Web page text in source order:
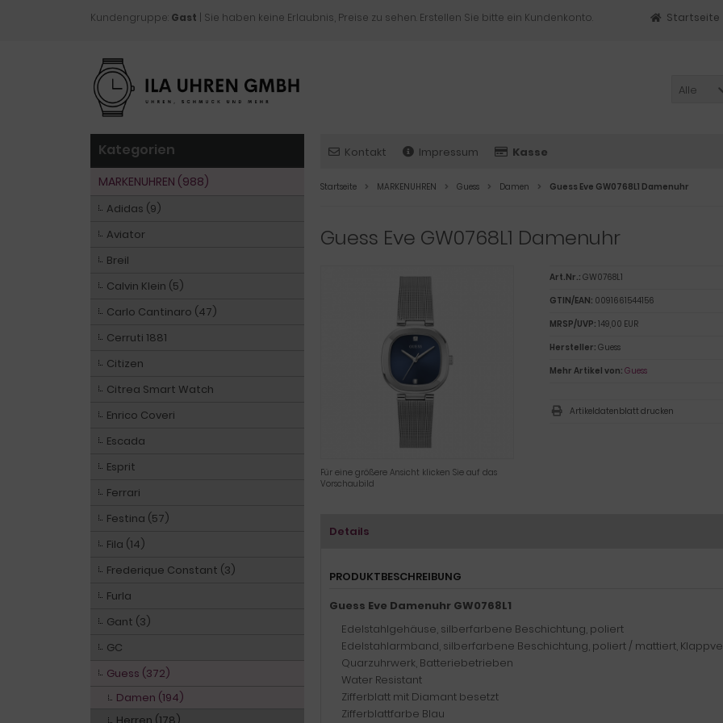
Kundengruppe: Gast | Sie haben keine Erlaubnis, Preise zu sehen. Erstellen Sie bitte ein Kundenkonto. Startseite
Alle
Kontakt Impressum Kasse
Startseite MARKENUHREN Guess Damen Guess Eve GW0768L1 Damenuhr
Guess Eve GW0768L1 Damenuhr
Für eine größere Ansicht klicken Sie auf das
Vorschaubild
Art.Nr.: GW0768L1
GTIN/EAN: 0091661544156
MRSP/UVP: 149,00 EUR
Hersteller: Guess
Mehr Artikel von: Guess
Artikeldatenblatt drucken
Details
PRODUKTBESCHREIBUNG
Guess Eve Damenuhr GW0768L1
Edelstahlgehäuse, silberfarbene Beschichtung, poliert
Edelstahlarmband, silberfarbene Beschichtung, poliert / mattiert,
Quarzuhrwerk, Batteriebetrieben
Water Resistant
Zifferblatt mit Diamant besetzt
Zifferblattfarbe Blau
Kategorien
MARKENUHREN (988)
Adidas (9)
Aviator
Breil
Calvin Klein (5)
Carlo Cantinaro (47)
Cerruti 1881
Citizen
Citrea Smart Watch
Enrico Coveri
Escada
Esprit
Ferrari
Festina (57)
Fila (14)
Frederique Constant (3)
Furla
Gant (3)
GC
Guess (372)
Damen (194)